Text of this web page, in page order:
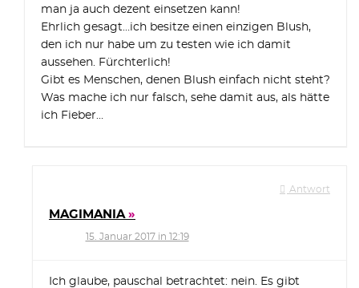
man ja auch dezent einsetzen kann!
Ehrlich gesagt…ich besitze einen einzigen Blush,
den ich nur habe um zu testen wie ich damit
aussehen. Fürchterlich!
Gibt es Menschen, denen Blush einfach nicht steht?
Was mache ich nur falsch, sehe damit aus, als hätte
ich Fieber…
Antwort
MAGIMANIA
15. Januar 2017 in 12:19
Ich glaube, pauschal betrachtet: nein. Es gibt